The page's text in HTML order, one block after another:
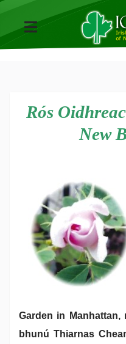
Rós
New
Garden in
bhunú Thiarnas